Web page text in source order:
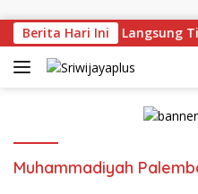
Berita Hari Ini
Deru Tinjau Langsung
Muhammadiyah